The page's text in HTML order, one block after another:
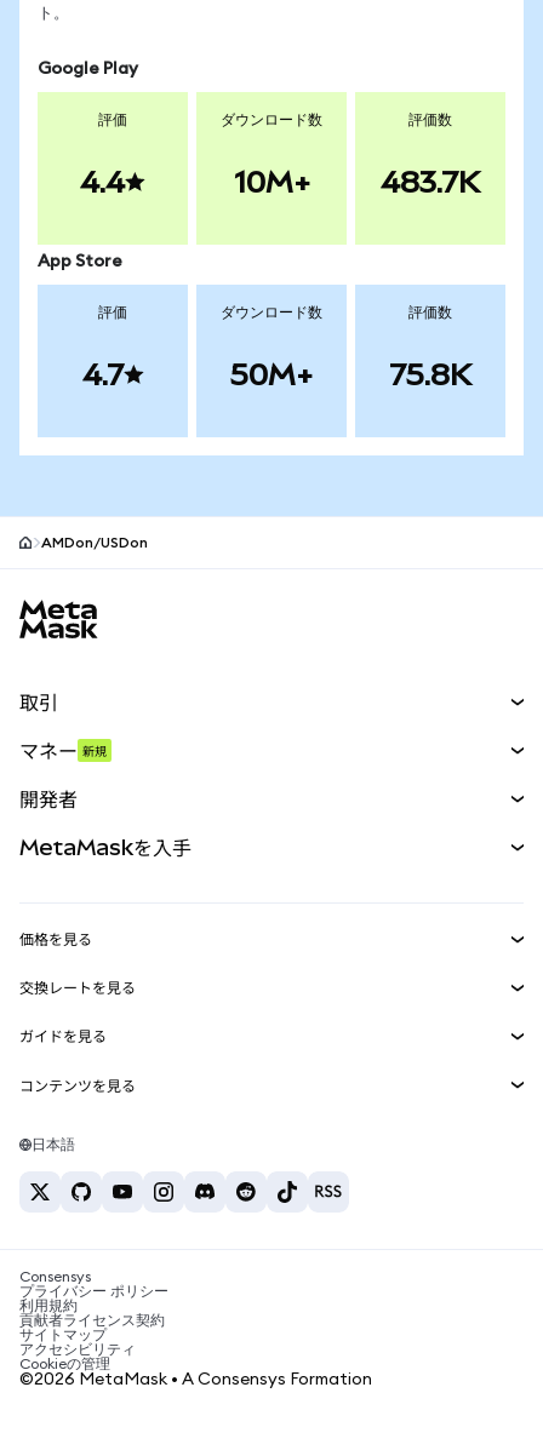
ト。
Google Play
評価
4.4
ダウンロード数
10M+
評価数
483.7K
App Store
評価
4.7
ダウンロード数
50M+
評価数
75.8K
AMDon/USDon
取引
パーペチュアル
RWA
マネー 新規
開発者
MetaMask Connect
Snaps
Web3サービス
MetaMaskを入手
セキュリティ
サポート
キャリア
お問い合わせ
価格を見る
イーサリアムの価格
Solanaの価格
Tetherの価格
交換レートを見る
ETH→USD
USDT→INR
BTC→INR
ETH→USDT
ガイドを見る
ETHの購入
USDTの購入
SHIBの購入
BNBの購入
コンテンツを見る
Solanaウォレット
税制関連ニュース
暗号資産の購入方法は？
ビットコインを売るには？
日本語
Consensys
プライバシー ポリシー
利用規約
貢献者ライセンス契約
サイトマップ
アクセシビリティ
Cookieの管理
©2026 MetaMask • A Consensys Formation